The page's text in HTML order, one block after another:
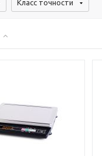
Класс точности